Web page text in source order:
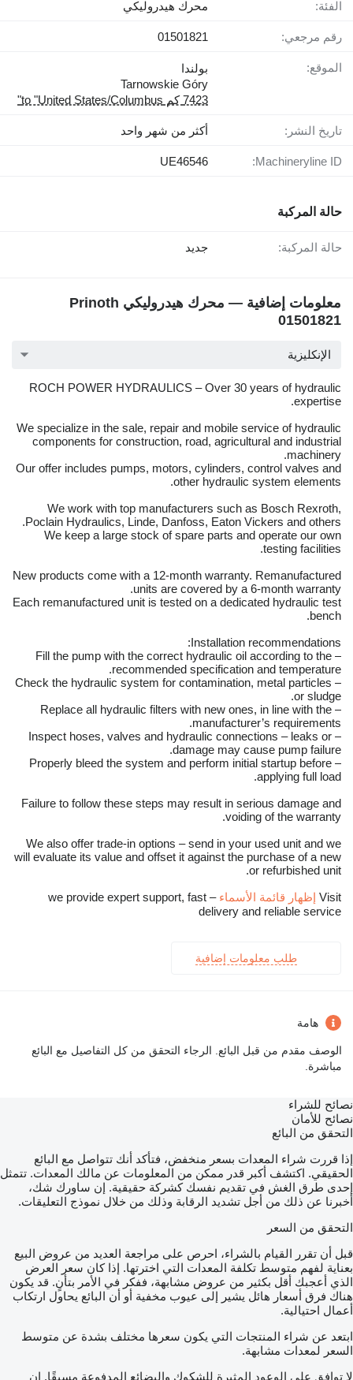
الفئة: محرك هيدروليكي
رقم مرجعي: 01501821
الموقع:
بولندا
Tarnowskie Góry
7423 كم to "United States/Columbus"
تاريخ النشر: أكثر من شهر واحد
Machineryline ID:
UE46546
حالة المركبة
حالة المركبة: جديد
معلومات إضافية — محرك هيدروليكي Prinoth
01501821
الإنكليزية
ROCH POWER HYDRAULICS – Over 30 years of hydraulic
expertise.
We specialize in the sale, repair and mobile service of hydraulic
components for construction, road, agricultural and industrial
machinery.
Our offer includes pumps, motors, cylinders, control valves and
other hydraulic system elements.
We work with top manufacturers such as Bosch Rexroth,
Poclain Hydraulics, Linde, Danfoss, Eaton Vickers and others.
We keep a large stock of spare parts and operate our own
testing facilities.
New products come with a 12-month warranty. Remanufactured
units are covered by a 6-month warranty.
Each remanufactured unit is tested on a dedicated hydraulic test
bench.
Installation recommendations:
– Fill the pump with the correct hydraulic oil according to the
recommended specification and temperature.
– Check the hydraulic system for contamination, metal particles
or sludge.
– Replace all hydraulic filters with new ones, in line with the
manufacturer’s requirements.
– Inspect hoses, valves and hydraulic connections – leaks or
damage may cause pump failure.
– Properly bleed the system and perform initial startup before
applying full load.
Failure to follow these steps may result in serious damage and
voiding of the warranty.
We also offer trade-in options – send in your used unit and we
will evaluate its value and offset it against the purchase of a new
or refurbished unit.
Visit إظهار قائمة الأسماء
– we provide expert support, fast
delivery and reliable service
طلب معلومات إضافية
هامة
الوصف مقدم من قبل البائع. الرجاء التحقق من كل التفاصيل مع البائع
مباشرة.
نصائح للشراء
نصائح للأمان
التحقق من البائع
إذا قررت شراء المعدات بسعر منخفض، فتأكد أنك تتواصل مع البائع
الحقيقي. اكتشف أكبر قدر ممكن من المعلومات عن مالك المعدات. تتمثل
إحدى طرق الغش في تقديم نفسك كشركة حقيقية. إن ساورك شك،
أخبرنا عن ذلك من أجل تشديد الرقابة وذلك من خلال نموذج التعليقات.
التحقق من السعر
قبل أن تقرر القيام بالشراء، احرص على مراجعة العديد من عروض البيع
بعناية لفهم متوسط تكلفة المعدات التي اخترتها. إذا كان سعر العرض
الذي أعجبك أقل بكثير من عروض مشابهة، ففكر في الأمر بتأنٍ. قد يكون
هناك فرق أسعار هائل يشير إلى عيوب مخفية أو أن البائع يحاول ارتكاب
أعمال احتيالية.
ابتعد عن شراء المنتجات التي يكون سعرها مختلف بشدة عن متوسط
السعر لمعدات مشابهة.
لا توافق على الوعود المثيرة للشكوك والبضائع المدفوعة مسبقًا. إن